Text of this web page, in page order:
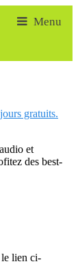
gratuits.
et
des best-
lien ci-